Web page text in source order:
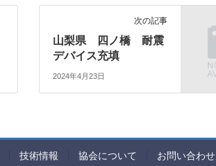
次の記事
山梨県 四ノ橋 耐震
デバイス充填
2024年4月23日
技術情報 協会について お問い合わ